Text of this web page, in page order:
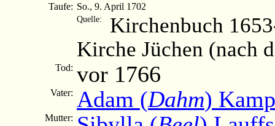
Taufe: So., 9. April 1702
Quelle:
Kirchenbuch
Kirche Jüchen (nach
Tod: vor 1766
Vater: Adam (Dahm)
Mutter: